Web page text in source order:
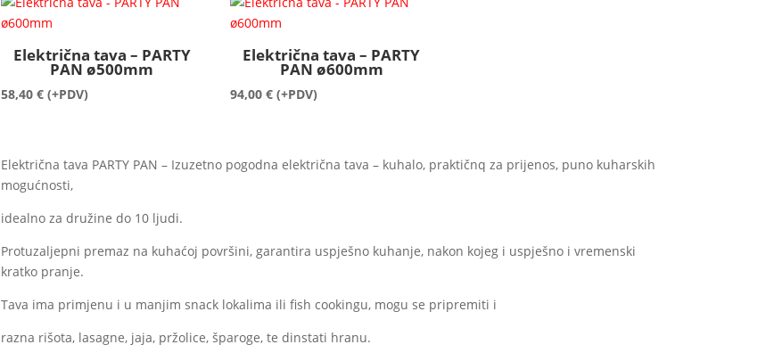
Električna tava – PARTY
PAN ø500mm
58,40 € (+PDV)
Električna tava – PARTY
PAN ø600mm
94,00 € (+PDV)
Električna tava PARTY PAN – Izuzetno pogodna električna tava – kuhalo, praktičnq za prijenos, puno kuharskih
mogućnosti,
idealno za družine do 10 ljudi.
Protuzaljepni premaz na kuhaćoj površini, garantira uspješno kuhanje, nakon kojeg i uspješno i vremenski
kratko pranje.
Tava ima primjenu i u manjim snack lokalima ili fish cookingu, mogu se pripremiti i
razna rišota, lasagne, jaja, pržolice, šparoge, te dinstati hranu.